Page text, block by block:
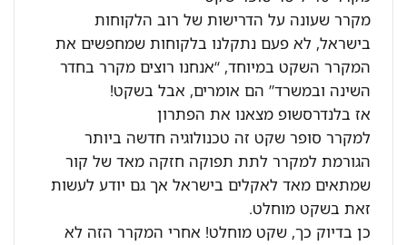
מקרר שעונה על הדרישות של רוב הלקוחות
בישראל, לא פעם נתקלנו בלקוחות שמחפשים את
המקרר השקט במיוחד, “אנחנו רוצים מקרר בחדר
השינה ובמשרד” הם אומרים, אבל בשקט!
אז בלנדרסשופ מצאנו את הפתרון
למקרר סופר שקט זה טכנולוגיה חדשה ביותר
הגורמת למקרר לתת תפוקה חזקה מאד של קור
שמתאים מאד לאקלים בישראל אך גם יודע לעשות
זאת בשקט מוחלט.
כן בדיוק כך, שקט מוחלט! אחרי המקרר הזה לא